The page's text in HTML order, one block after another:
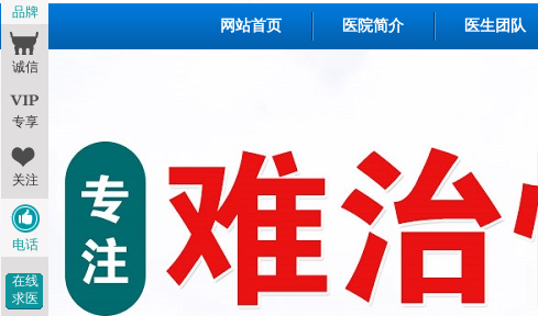
网站首页 医院简介 医生团队
品牌
诚信
专享
关注
电话
在线
求医